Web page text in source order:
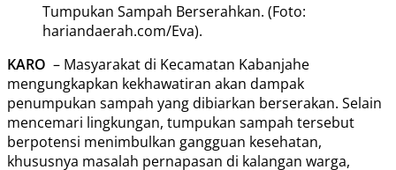
Tumpukan Sampah Berserahkan. (Foto:
hariandaerah.com/Eva).
KARO – Masyarakat di Kecamatan Kabanjahe
mengungkapkan kekhawatiran akan dampak
penumpukan sampah yang dibiarkan berserakan. Selain
mencemari lingkungan, tumpukan sampah tersebut
berpotensi menimbulkan gangguan kesehatan,
khususnya masalah pernapasan di kalangan warga,